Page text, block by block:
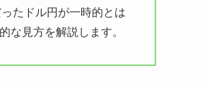
たドル円が一時的とは
な見方を解説します。